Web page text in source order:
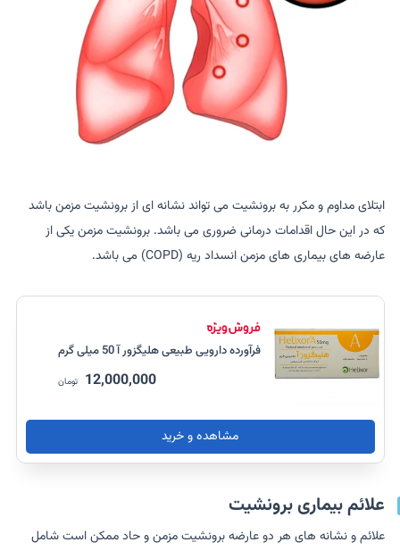
ابتلای مداوم و مکرر به برونشیت می تواند نشانه ای از برونشیت مزمن باشد
که در این حال اقدامات درمانی ضروری می باشد. برونشیت مزمن یکی از
عارضه های بیماری های مزمن انسداد ریه (COPD) می باشد.
فرآورده دارویی طبیعی هلیگزور آ 50 میلی گرم
12,000,000 تومان
مشاهده و خرید
علائم بیماری برونشیت
علائم و نشانه های هر دو عارضه برونشیت مزمن و حاد ممکن است شامل